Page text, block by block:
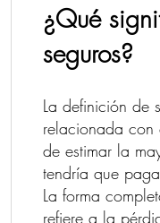
¿Qué
seguros?
La definición de
relacionada con
de estimar la
tendría que
La forma
refiere a la